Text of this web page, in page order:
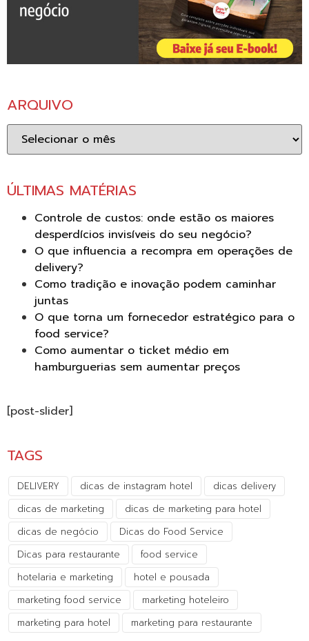
ARQUIVO
Arquivo
ÚLTIMAS MATÉRIAS
Controle de custos: onde estão os maiores
desperdícios invisíveis do seu negócio?
O que influencia a recompra em operações de
delivery?
Como tradição e inovação podem caminhar
juntas
O que torna um fornecedor estratégico para o
food service?
Como aumentar o ticket médio em
hamburguerias sem aumentar preços
[post-slider]
TAGS
DELIVERY dicas de instagram hotel
dicas delivery
dicas de marketing
dicas de marketing para hotel
dicas de negócio
Dicas do Food Service
Dicas para restaurante
food service
hotelaria e marketing
hotel e pousada
marketing food service
marketing hoteleiro
marketing para hotel
marketing para restaurante